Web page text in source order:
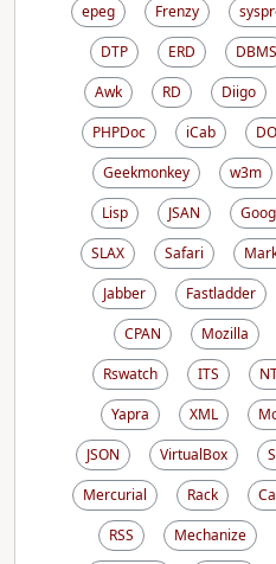
epeg
Frenzy
DTP
ERD DBMS
Awk
RD Diigo
PHPDoc
iCab
Geekmonkey
w3m
Lisp
JSAN
SLAX
Safari
Jabber
Fastladder
CPAN
Mozilla
Rswatch
ITS
Yapra
XML
JSON
VirtualBox
Mercurial
Rack
RSS
Mechanize